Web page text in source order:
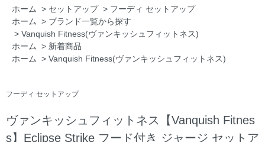
ホーム > セットアップ > フーディ セットアップ
ホーム > ブランド一覧から探す
> Vanquish Fitness(ヴァンキッシュフィットネス)
ホーム > 新着商品
ホーム > Vanquish Fitness(ヴァンキッシュフィットネス)
フーディ セットアップ
ヴァンキッシュフィットネス【Vanquish Fitnes
s】Eclipse Strike フード付き ジャージ セットア